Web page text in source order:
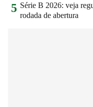
5 Série B 2026: veja
rodada de abertura